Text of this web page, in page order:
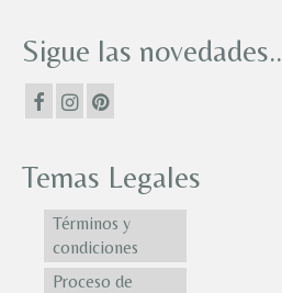
Sigue las novedades..
Temas Legales
Términos y
condiciones
Proceso de